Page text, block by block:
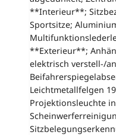
**Interieur**;
Sportsitze;
**Exterieur**;
elektrisch verstell-/
Leichtmetallfelgen
Projektionsleuchte